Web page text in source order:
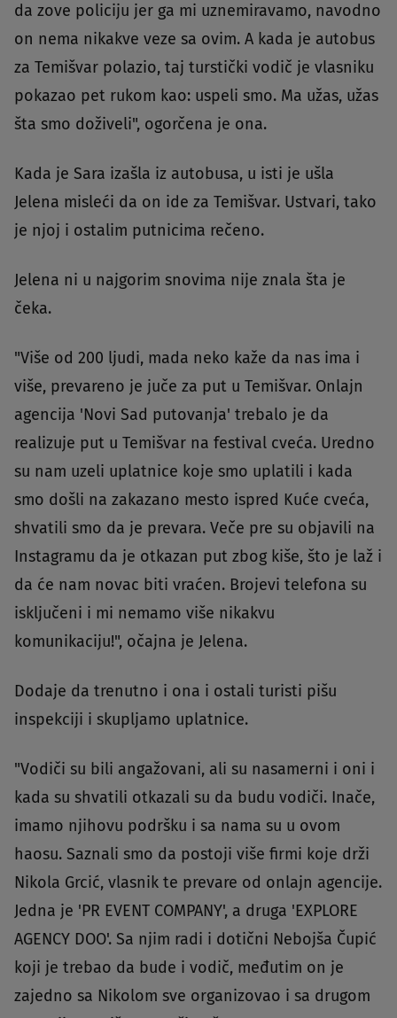
da zove policiju jer ga mi uznemiravamo, navodno
on nema nikakve veze sa ovim. A kada je autobus
za Temišvar polazio, taj turstički vodič je vlasniku
pokazao pet rukom kao: uspeli smo. Ma užas, užas
šta smo doživeli", ogorčena je ona.
Kada je Sara izašla iz autobusa, u isti je ušla
Jelena misleći da on ide za Temišvar. Ustvari, tako
je njoj i ostalim putnicima rečeno.
Jelena ni u najgorim snovima nije znala šta je
čeka.
"Više od 200 ljudi, mada neko kaže da nas ima i
više, prevareno je juče za put u Temišvar. Onlajn
agencija 'Novi Sad putovanja' trebalo je da
realizuje put u Temišvar na festival cveća. Uredno
su nam uzeli uplatnice koje smo uplatili i kada
smo došli na zakazano mesto ispred Kuće cveća,
shvatili smo da je prevara. Veče pre su objavili na
Instagramu da je otkazan put zbog kiše, što je laž i
da će nam novac biti vraćen. Brojevi telefona su
isključeni i mi nemamo više nikakvu
komunikaciju!", očajna je Jelena.
Dodaje da trenutno i ona i ostali turisti pišu
inspekciji i skupljamo uplatnice.
"Vodiči su bili angažovani, ali su nasamerni i oni i
kada su shvatili otkazali su da budu vodiči. Inače,
imamo njihovu podršku i sa nama su u ovom
haosu. Saznali smo da postoji više firmi koje drži
Nikola Grcić, vlasnik te prevare od onlajn agencije.
Jedna je 'PR EVENT COMPANY', a druga 'EXPLORE
AGENCY DOO'. Sa njim radi i dotični Nebojša Čupić
koji je trebao da bude i vodič, međutim on je
zajedno sa Nikolom sve organizovao i sa drugom